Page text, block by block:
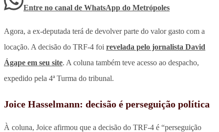
Entre no canal de WhatsApp do Metrópoles
Agora, a ex-deputada terá de devolver parte do valor gasto com a
locação. A decisão do TRF-4 foi revelada pelo jornalista David
Ágape em seu site. A coluna também teve acesso ao despacho,
expedido pela 4ª Turma do tribunal.
Joice Hasselmann: decisão é perseguição política
À coluna, Joice afirmou que a decisão do TRF-4 é “perseguição